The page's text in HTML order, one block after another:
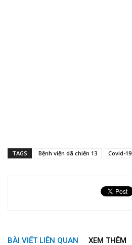
TAGS Bệnh viện dã chiến 13 Covid-19
BÀI VIẾT LIÊN QUAN XEM THÊM